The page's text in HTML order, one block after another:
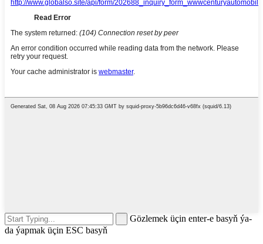
Gözlemek üçin enter-e basyň ýa-
da ýapmak üçin ESC basyň